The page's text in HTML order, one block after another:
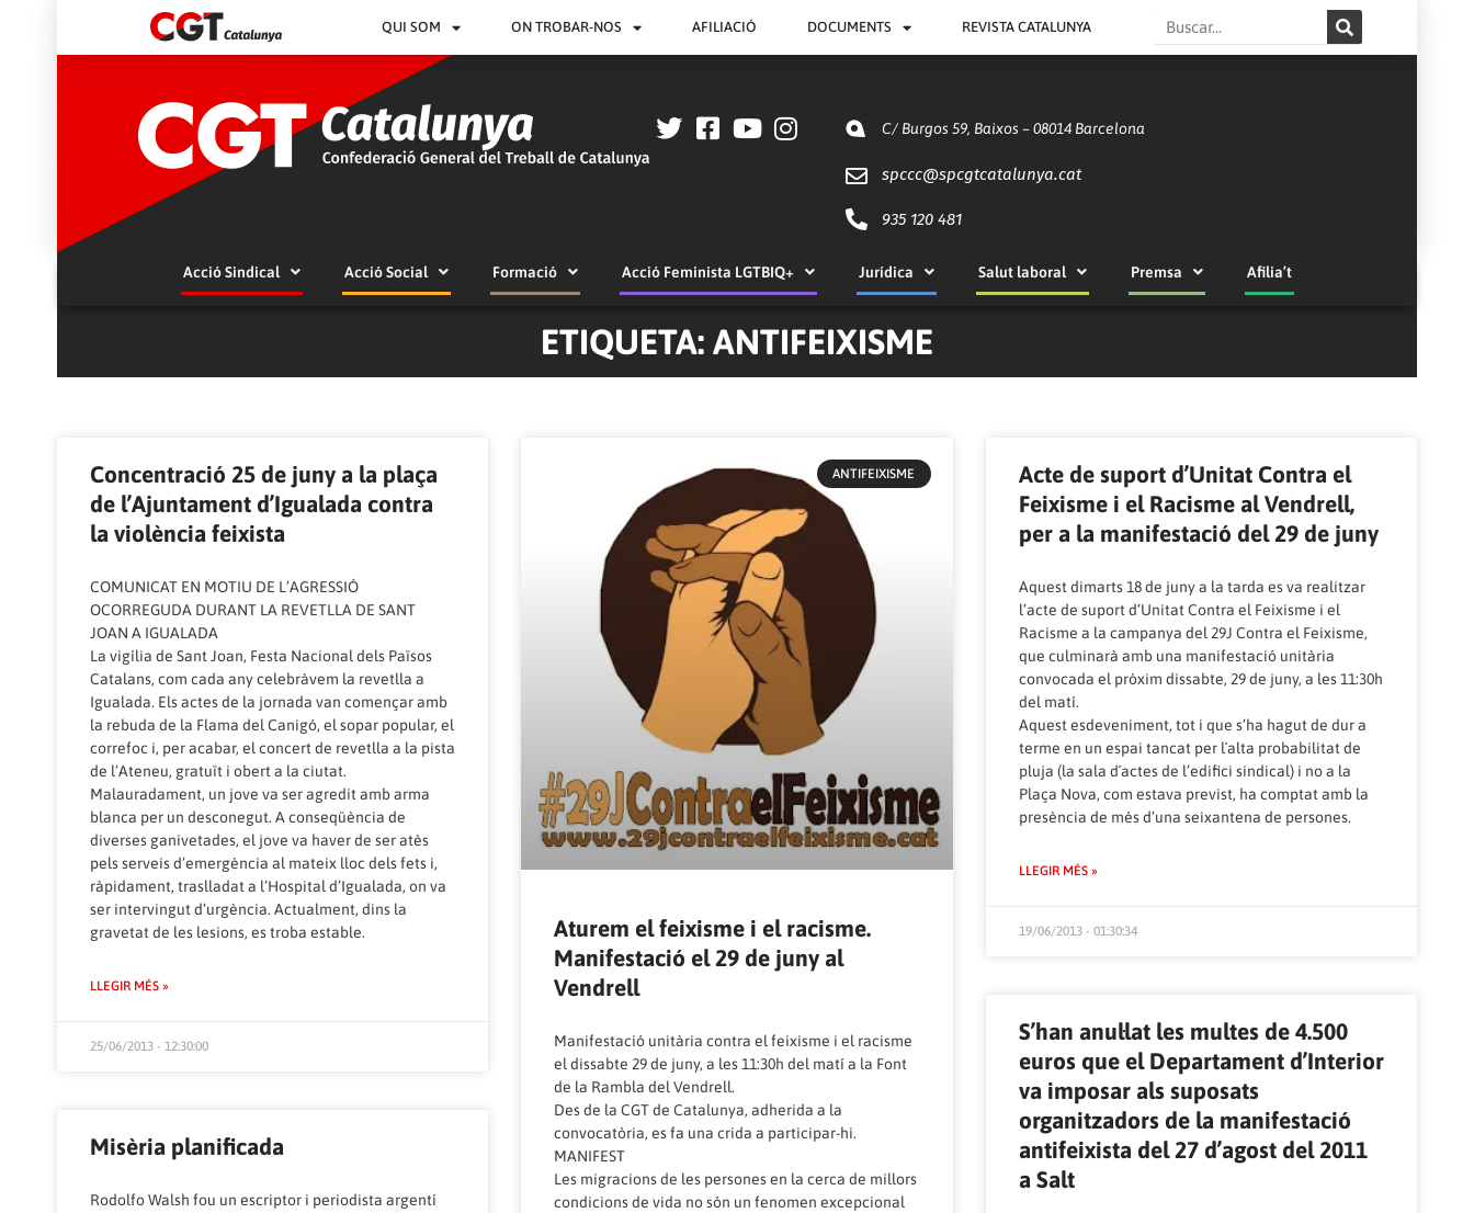
QUI SOM ON TROBAR-NOS AFILIACIÓ DOCUMENTS REVISTA CATALUNYA Search
C/ Burgos 59, Baixos – 08014 Barcelona
spccc@spcgtcatalunya.cat
935 120 481
Acció Sindical Acció Social Formació Acció Feminista LGTBIQ+ Jurídica Salut laboral Premsa Afilia’t
ETIQUETA: ANTIFEIXISME
Concentració 25 de juny a la plaça
de l’Ajuntament d’Igualada contra
la violència feixista
COMUNICAT EN MOTIU DE L’AGRESSIÓ
OCORREGUDA DURANT LA REVETLLA DE SANT
JOAN A IGUALADA
La vigília de Sant Joan, Festa Nacional dels Països
Catalans, com cada any celebràvem la revetlla a
Igualada. Els actes de la jornada van començar amb
la rebuda de la Flama del Canigó, el sopar popular, el
correfoc i, per acabar, el concert de revetlla a la pista
de l’Ateneu, gratuït i obert a la ciutat.
Malauradament, un jove va ser agredit amb arma
blanca per un desconegut. A conseqüència de
diverses ganivetades, el jove va haver de ser atès
pels serveis d’emergència al mateix lloc dels fets i,
ràpidament, traslladat a l’Hospital d’Igualada, on va
ser intervingut d’urgència. Actualment, dins la
gravetat de les lesions, es troba estable.
LLEGIR MÉS »
25/06/2013 - 12:30:00
ANTIFEIXISME
Aturem el feixisme i el racisme.
Manifestació el 29 de juny al
Vendrell
Manifestació unitària contra el feixisme i el racisme
el dissabte 29 de juny, a les 11:30h del matí a la Font
de la Rambla del Vendrell.
Des de la CGT de Catalunya, adherida a la
convocatòria, es fa una crida a participar-hi.
MANIFEST
Les migracions de les persones en la cerca de millors
condicions de vida no són un fenomen excepcional
Acte de suport d’Unitat Contra el
Feixisme i el Racisme al Vendrell,
per a la manifestació del 29 de juny
Aquest dimarts 18 de juny a la tarda es va realitzar
l’acte de suport d’Unitat Contra el Feixisme i el
Racisme a la campanya del 29J Contra el Feixisme,
que culminarà amb una manifestació unitària
convocada el pròxim dissabte, 29 de juny, a les 11:30h
del matí.
Aquest esdeveniment, tot i que s’ha hagut de dur a
terme en un espai tancat per l´alta probabilitat de
pluja (la sala d´actes de l’edifici sindical) i no a la
Plaça Nova, com estava previst, ha comptat amb la
presència de més d’una seixantena de persones.
LLEGIR MÉS »
19/06/2013 - 01:30:34
Misèria planificada
Rodolfo Walsh fou un escriptor i periodista argentí
S’han anul·lat les multes de 4.500
euros que el Departament d’Interior
va imposar als suposats
organitzadors de la manifestació
antifeixista del 27 d’agost del 2011
a Salt